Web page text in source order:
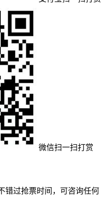
微信扫一扫打赏
错过抢票时间，可咨询任何